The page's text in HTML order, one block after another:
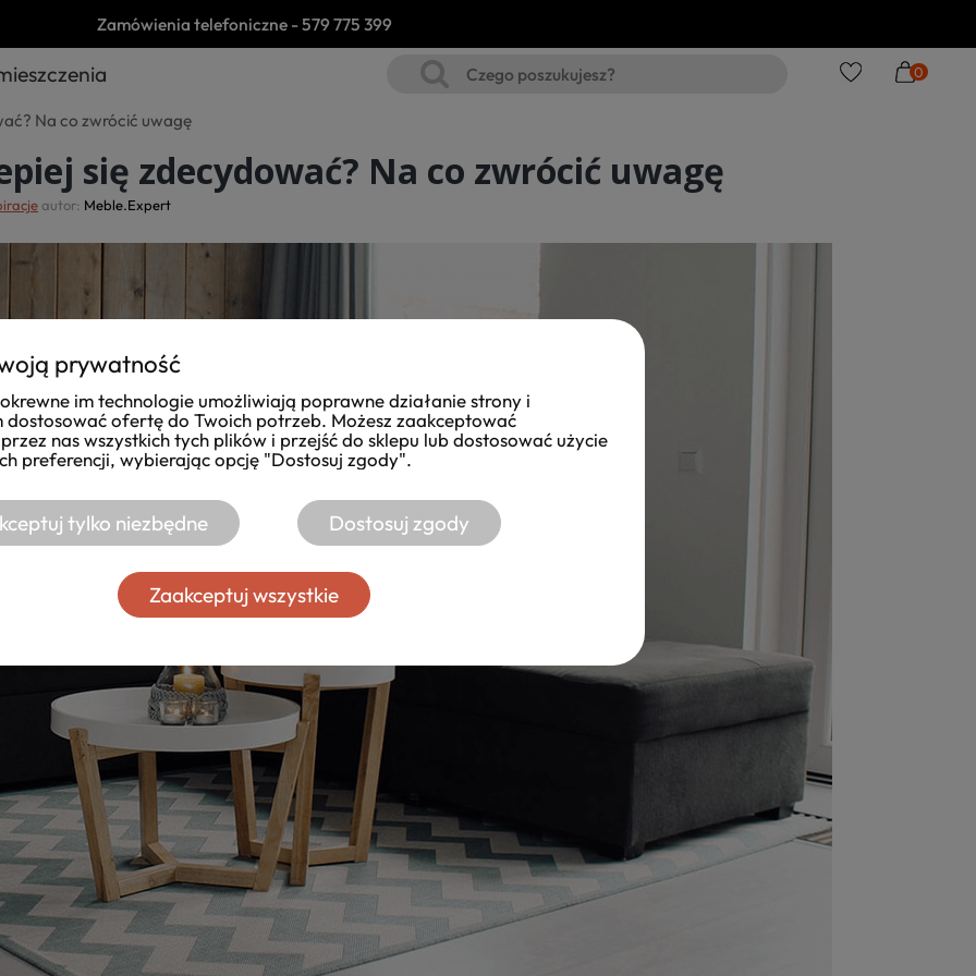
0
Na co zwrócić uwagę
się zdecydować? Na co zwrócić uwagę
autor: Meble.Expert
Zamówienia telefoniczne -579 775 399
prywatność
im technologie umożliwiają poprawne działanie strony i
dostosować ofertę do Twoich potrzeb. Możesz zaakceptować
nas wszystkich tych plików i przejść do sklepu lub dostosować użycie
preferencji, wybierając opcję "Dostosuj zgody".
tylko niezbędne Dostosuj zgody
Zaakceptuj wszystkie